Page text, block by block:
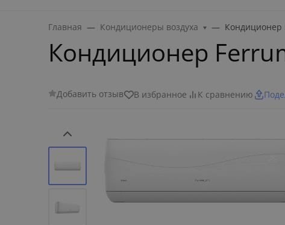
Главная Кондиционеры воздуха Кондиционер
Кондиционер
Добавить отзыв В избранное К сравнению